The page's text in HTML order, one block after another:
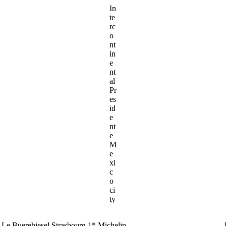
In
te
rc
o
nt
in
e
nt
al
Pr
es
id
e
nt
e
M
e
xi
c
o
ci
ty